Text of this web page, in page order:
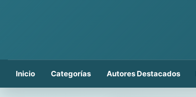
Inicio Categorías Autores Destacados